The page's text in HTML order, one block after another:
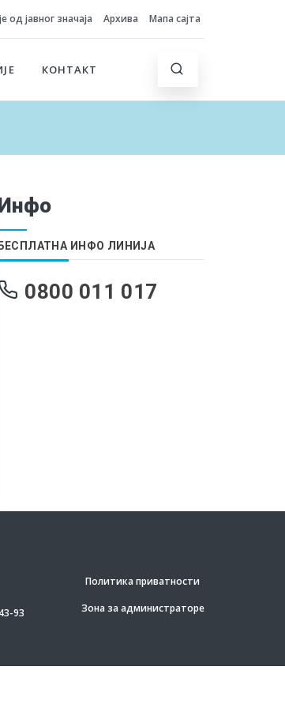
од јавног значаја Архива Мапа сајта
КОНТАКТ
БЕСПЛАТНА ИНФО ЛИНИЈА
0800 011 017
Политика приватности
Зона за администраторе
93